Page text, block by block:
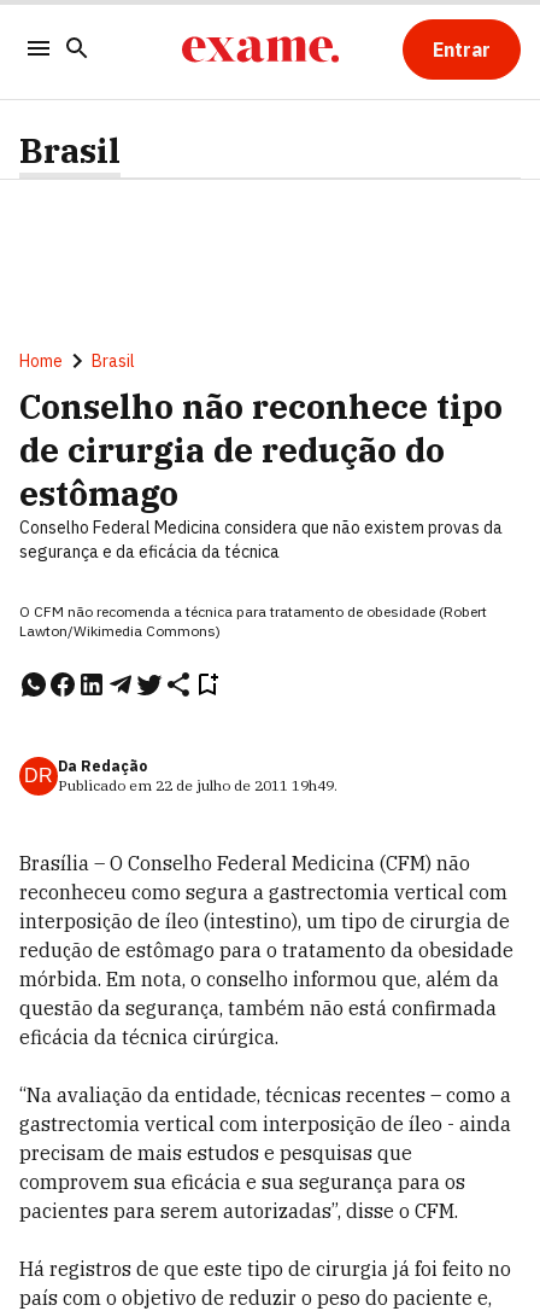
Entrar
Brasil
Home Brasil
Conselho não reconhece tipo
de cirurgia de redução do
estômago
Conselho Federal Medicina considera que não existem provas da
segurança e da eficácia da técnica
O CFM não recomenda a técnica para tratamento de obesidade (Robert
Lawton/Wikimedia Commons)
DR Da Redação
Publicado em 22 de julho de 2011 19h49.
Brasília – O Conselho Federal Medicina (CFM) não
reconheceu como segura a gastrectomia vertical com
interposição de íleo (intestino), um tipo de cirurgia de
redução de estômago para o tratamento da obesidade
mórbida. Em nota, o conselho informou que, além da
questão da segurança, também não está confirmada
eficácia da técnica cirúrgica.
“Na avaliação da entidade, técnicas recentes – como a
gastrectomia vertical com interposição de íleo - ainda
precisam de mais estudos e pesquisas que
comprovem sua eficácia e sua segurança para os
pacientes para serem autorizadas”, disse o CFM.
Há registros de que este tipo de cirurgia já foi feito no
país com o objetivo de reduzir o peso do paciente e,